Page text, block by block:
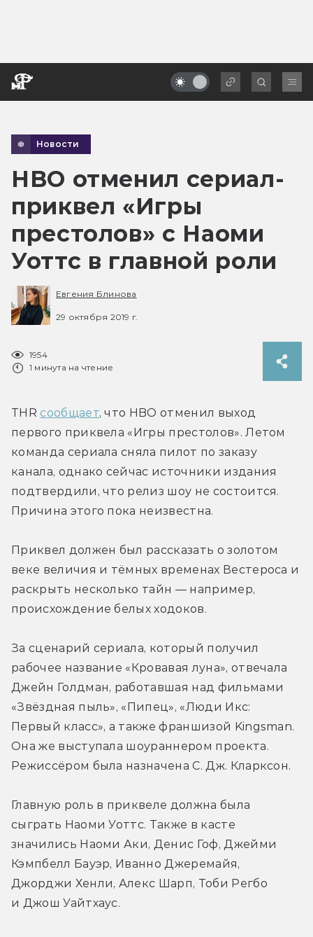
Новости
HBO отменил сериал-
приквел «Игры
престолов» с Наоми
Уоттс в главной роли
Евгения Блинова
29 октября 2019 г.
1954
1 минута на чтение
THR сообщает, что HBO отменил выход
первого приквела «Игры престолов». Летом
команда сериала сняла пилот по заказу
канала, однако сейчас источники издания
подтвердили, что релиз шоу не состоится.
Причина этого пока неизвестна.
Приквел должен был рассказать о золотом
веке величия и тёмных временах Вестероса и
раскрыть несколько тайн — например,
происхождение белых ходоков.
За сценарий сериала, который получил
рабочее название «Кровавая луна», отвечала
Джейн Голдман, работавшая над фильмами
«Звёздная пыль», «Пипец», «Люди Икс:
Первый класс», а также франшизой Kingsman.
Она же выступала шоураннером проекта.
Режиссёром была назначена С. Дж. Кларксон.
Главную роль в приквеле должна была
сыграть Наоми Уоттс. Также в касте
значились Наоми Аки, Денис Гоф, Джейми
Кэмпбелл Бауэр, Иванно Джеремайя,
Джорджи Хенли, Алекс Шарп, Тоби Регбо
и Джош Уайтхаус.